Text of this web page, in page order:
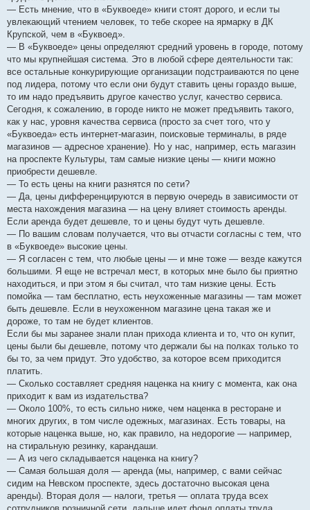
— Есть мнение, что в «Буквоеде» книги стоят дорого, и если ты
увлекающий чтением человек, то тебе скорее на ярмарку в ДК
Крупской, чем в «Буквоед».
— В «Буквоеде» цены определяют средний уровень в городе, потому
что мы крупнейшая система. Это в любой сфере деятельности так:
все остальные конкурирующие организации подстраиваются по цене
под лидера, потому что если они будут ставить цены гораздо выше,
то им надо предъявить другое качество услуг, качество сервиса.
Сегодня, к сожалению, в городе никто не может предъявить такого,
как у нас, уровня качества сервиса (просто за счет того, что у
«Буквоеда» есть интернет-магазин, поисковые терминалы, в ряде
магазинов — адресное хранение). Но у нас, например, есть магазин
на проспекте Культуры, там самые низкие цены — книги можно
приобрести дешевле.
— То есть цены на книги разнятся по сети?
— Да, цены дифференцируются в первую очередь в зависимости от
места нахождения магазина — на цену влияет стоимость аренды.
Если аренда будет дешевле, то и цены будут чуть дешевле.
— По вашим словам получается, что вы отчасти согласны с тем, что
в «Буквоеде» высокие цены.
— Я согласен с тем, что любые цены — и мне тоже — везде кажутся
большими. Я еще не встречал мест, в которых мне было бы приятно
находиться, и при этом я бы считал, что там низкие цены. Есть
помойка — там бесплатно, есть неухоженные магазины — там может
быть дешевле. Если в неухоженном магазине цена такая же и
дороже, то там не будет клиентов.
Если бы мы заранее знали план прихода клиента и то, что он купит,
цены были бы дешевле, потому что держали бы на полках только то
бы то, за чем придут. Это удобство, за которое всем приходится
платить.
— Сколько составляет средняя наценка на книгу с момента, как она
приходит к вам из издательства?
— Около 100%, то есть сильно ниже, чем наценка в ресторане и
многих других, в том числе одежных, магазинах. Есть товары, на
которые наценка выше, но, как правило, на недорогие — например,
на стиральную резинку, карандаши.
— А из чего складывается наценка на книгу?
— Самая большая доля — аренда (мы, например, с вами сейчас
сидим на Невском проспекте, здесь достаточно высокая цена
аренды). Вторая доля — налоги, третья — оплата труда всех